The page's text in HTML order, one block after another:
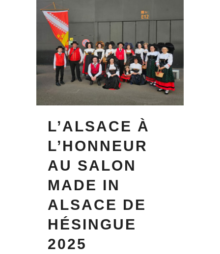
L’ALSACE À
L’HONNEUR
AU SALON
MADE IN
ALSACE DE
HÉSINGUE
2025